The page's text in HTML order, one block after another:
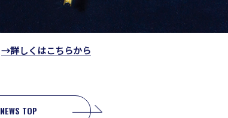
→詳しくはこちらから
NEWS TOP